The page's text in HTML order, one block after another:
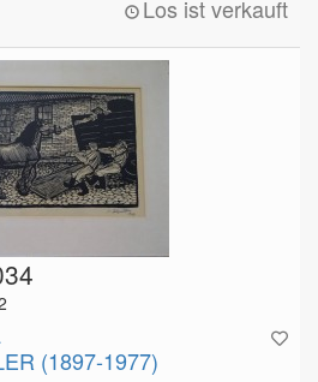
Los ist verkauft
(1897-1977)